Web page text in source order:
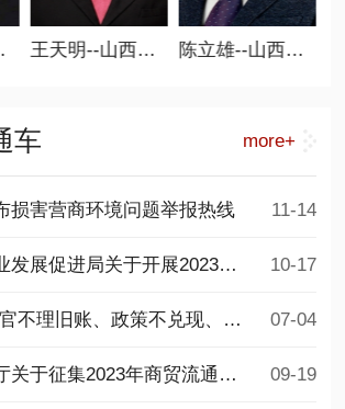
会长 王天明--山西省商业联合会常务副会长 陈立雄--山西省商业联合会常务副会长
车 more+
损害营商环境问题举报热线 11-14
· 山西省小企业发展促进局关于开展2023年度第二批专精特新中小企业项目申报工作的通知 10-17
· 全省治理“新官不理旧账、政策不兑现、拖欠民营企业账款”问题专项行动推进会议召开 07-04
· 山西省商务厅关于征集2023年商贸流通发展项目的通知 09-19